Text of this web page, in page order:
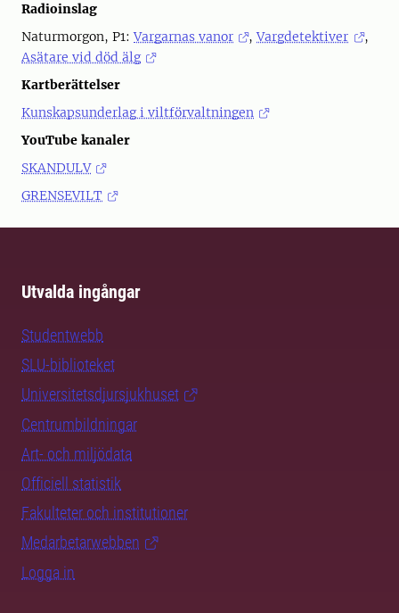
Radioinslag
Naturmorgon, P1:Vargarnas vanor ,Vargdetektiver
,
Asätare vid död älg
Kartberättelser
Kunskapsunderlag i viltförvaltningen
YouTube kanaler
SKANDULV
GRENSEVILT
Utvalda ingångar
Studentwebb
SLU-biblioteket
Universitetsdjursjukhuset
Centrumbildningar
Art- och miljödata
Officiell statistik
Fakulteter och institutioner
Medarbetarwebben
Logga in